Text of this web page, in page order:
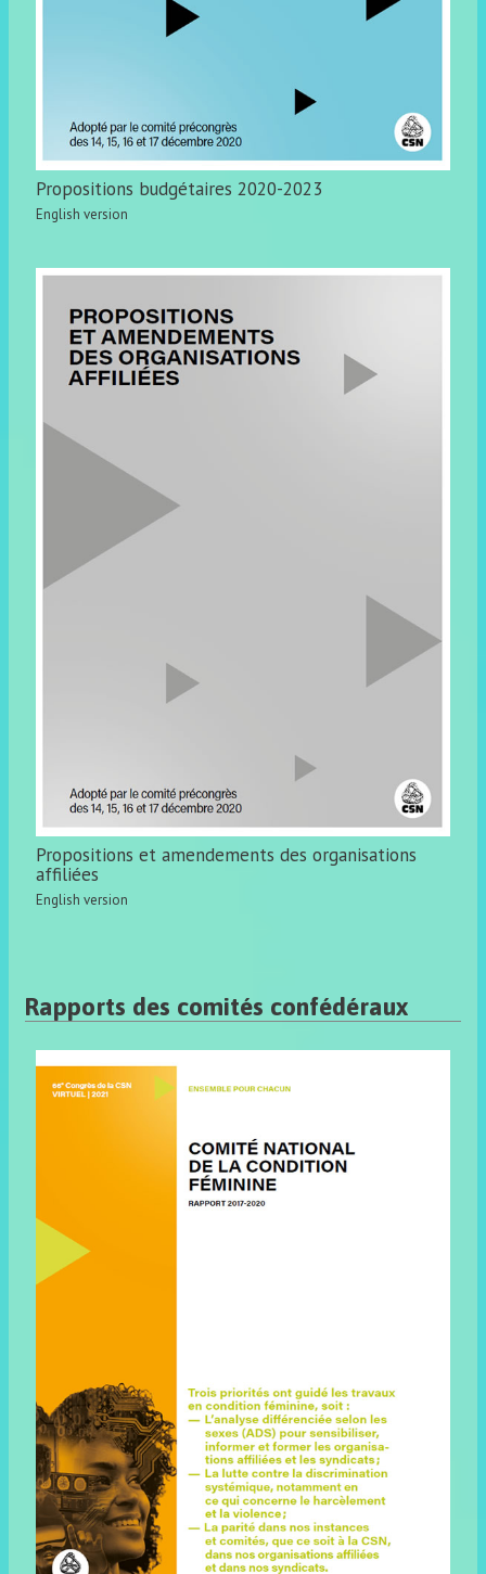
Propositions budgétaires 2020-2023
English version
Propositions et amendements des organisations
affiliées
English version
Rapports des comités confédéraux